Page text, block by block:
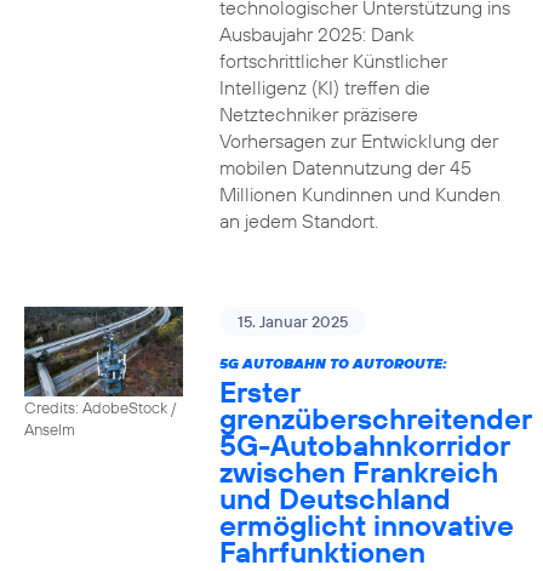
technologischer Unterstützung ins
Ausbaujahr 2025: Dank
fortschrittlicher Künstlicher
Intelligenz (KI) treffen die
Netztechniker präzisere
Vorhersagen zur Entwicklung der
mobilen Datennutzung der 45
Millionen Kundinnen und Kunden
an jedem Standort.
Credits: AdobeStock /
Anselm
15. Januar 2025
5G AUTOBAHN TO AUTOROUTE:
Erster
grenzüberschreitender
5G-Autobahnkorridor
zwischen Frankreich
und Deutschland
ermöglicht innovative
Fahrfunktionen